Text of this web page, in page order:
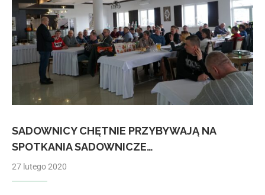
SADOWNICY CHĘTNIE PRZYBYWAJĄ NA
SPOTKANIA SADOWNICZE…
27 lutego 2020